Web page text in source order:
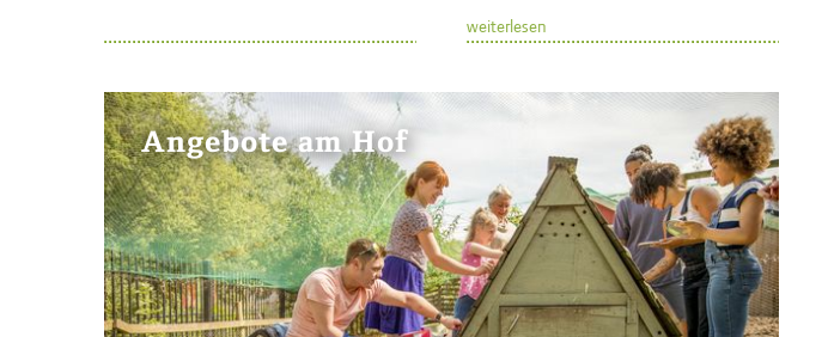
weiterlesen
Angebote am Hof